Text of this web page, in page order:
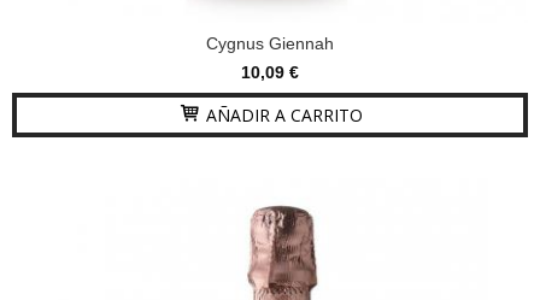
Cygnus Giennah
10,09 €
AÑADIR A CARRITO